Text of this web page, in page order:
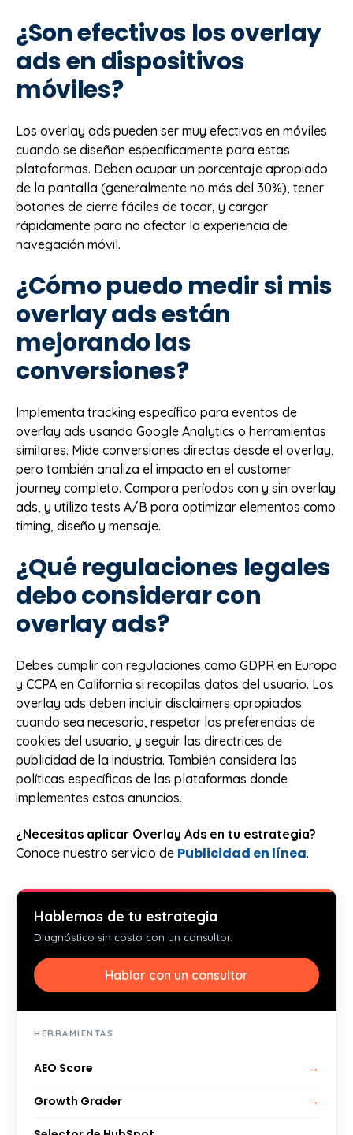
¿Son efectivos los overlay
ads en dispositivos
móviles?
Los overlay ads pueden ser muy efectivos en móviles
cuando se diseñan específicamente para estas
plataformas. Deben ocupar un porcentaje apropiado
de la pantalla (generalmente no más del 30%), tener
botones de cierre fáciles de tocar, y cargar
rápidamente para no afectar la experiencia de
navegación móvil.
¿Cómo puedo medir si mis
overlay ads están
mejorando las
conversiones?
Implementa tracking específico para eventos de
overlay ads usando Google Analytics o herramientas
similares. Mide conversiones directas desde el overlay,
pero también analiza el impacto en el customer
journey completo. Compara períodos con y sin overlay
ads, y utiliza tests A/B para optimizar elementos como
timing, diseño y mensaje.
¿Qué regulaciones legales
debo considerar con
overlay ads?
Debes cumplir con regulaciones como GDPR en Europa
y CCPA en California si recopilas datos del usuario. Los
overlay ads deben incluir disclaimers apropiados
cuando sea necesario, respetar las preferencias de
cookies del usuario, y seguir las directrices de
publicidad de la industria. También considera las
políticas específicas de las plataformas donde
implementes estos anuncios.
¿Necesitas aplicar Overlay Ads en tu estrategia?
Conoce nuestro servicio de Publicidad en línea.
Hablemos de tu estrategia
Diagnóstico sin costo con un consultor.
Hablar con un consultor
HERRAMIENTAS
AEO Score →
Growth Grader →